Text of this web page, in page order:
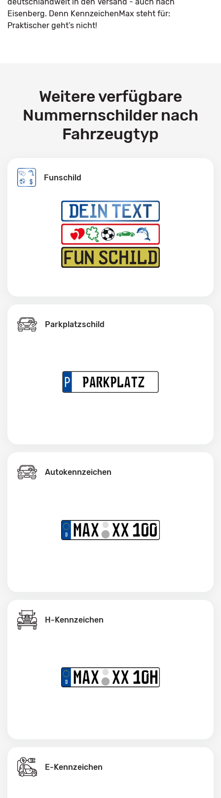
Eisenberg. Denn KennzeichenMax steht für:
Praktischer geht’s nicht!
Weitere verfügbare
Nummernschilder nach
Fahrzeugtyp
Funschild
Parkplatzschild
Autokennzeichen
H-Kennzeichen
E-Kennzeichen